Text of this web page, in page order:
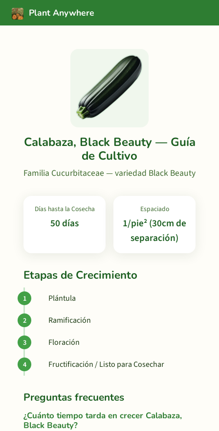
Plant Anywhere
Calabaza, Black Beauty — Guía
de Cultivo
Familia Cucurbitaceae — variedad Black Beauty
Días hasta la Cosecha
50 días
Espaciado
1/pie² (30cm de
separación)
Etapas de Crecimiento
Plántula
Ramificación
Floración
Fructificación / Listo para Cosechar
Preguntas frecuentes
¿Cuánto tiempo tarda en crecer Calabaza,
Black Beauty?